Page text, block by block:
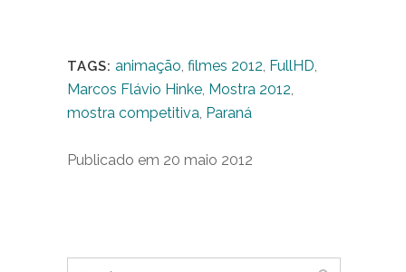
TAGS: animação, filmes 2012, FullHD,
Marcos Flávio Hinke, Mostra 2012,
mostra competitiva, Paraná
Publicado em 20 maio 2012